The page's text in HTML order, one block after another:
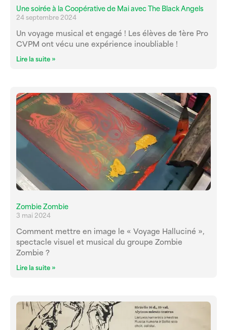
Une soirée à la Coopérative de Mai avec The Black Angels
24 septembre 2024
Un voyage musical et engagé ! Les élèves de 1ère Pro
CVPM ont vécu une expérience inoubliable !
Lire la suite »
Zombie Zombie
3 mai 2024
Comment mettre en image le « Voyage Halluciné »,
spectacle visuel et musical du groupe Zombie
Zombie ?
Lire la suite »